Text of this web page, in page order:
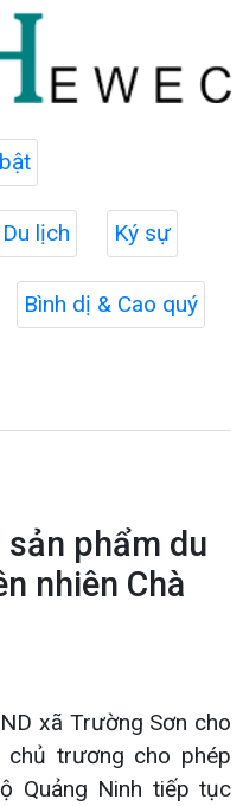
Du lịch Ký sự
Bình dị & Cao quý
phẩm du
nhiên Chà
xã Trường Sơn cho
chủ trương cho phép
Quảng Ninh tiếp tục